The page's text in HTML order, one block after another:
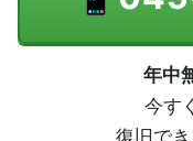
年中
今す
復旧で